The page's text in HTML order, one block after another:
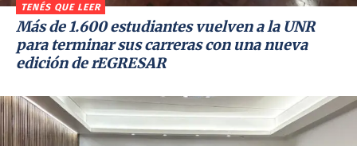
TENÉS QUE LEER
Más de 1.600 estudiantes vuelven a la UNR
para terminar sus carreras con una nueva
edición de rEGRESAR